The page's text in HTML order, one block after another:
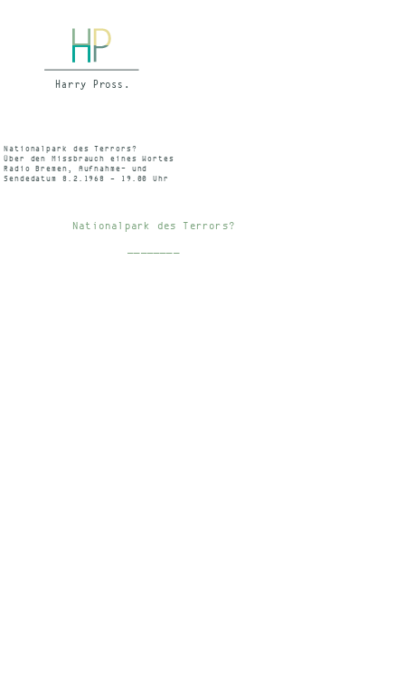
Nationalpark des Terrors?
Über den Missbrauch eines Wortes
Radio Bremen, Aufnahme- und
Sendedatum 8.2.1968 – 19.00 Uhr
Nationalpark des Terrors?